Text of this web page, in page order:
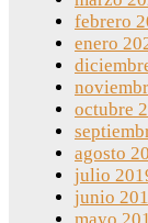
febrero
enero
octubre
agosto
julio
junio